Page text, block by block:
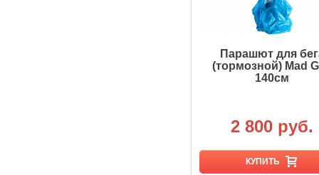
Парашют для
(тормозной) Mad
140см
2 800 руб.
КУПИТЬ